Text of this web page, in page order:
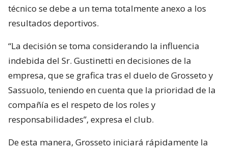
técnico se debe a un tema totalmente anexo a los
resultados deportivos.
“La decisión se toma considerando la influencia
indebida del Sr. Gustinetti en decisiones de la
empresa, que se grafica tras el duelo de Grosseto y
Sassuolo, teniendo en cuenta que la prioridad de la
compañía es el respeto de los roles y
responsabilidades”, expresa el club.
De esta manera, Grosseto iniciará rápidamente la